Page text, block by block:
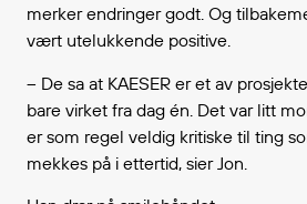
merker endringer godt. Og
vært utelukkende positive.
– De sa at KAESER er et av
bare virket fra dag én. Det var litt
er som regel veldig kritiske til ting
mekkes på i ettertid, sier Jon.